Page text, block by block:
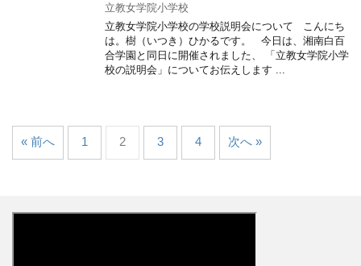
立教女学院小学校
立教女学院小学校の学校説明会について こんにち
は。樹（いつき）ひかるです。 今日は、湘南白百
合学園と同日に開催されました、 「立教女学院小学
校の説明会」についてお伝えします ...
« 前へ 1 2 3 4 次へ »